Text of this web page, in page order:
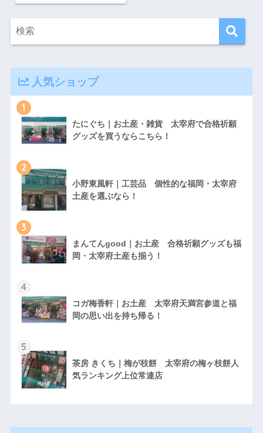
人気ショップ
1
たにぐち｜お土産・雑貨 太宰府で合格祈願
グッズを買うならこちら！
2
小野東風軒｜工芸品 個性的な福岡・太宰府
土産を選ぶなら！
3
まんてんgood｜お土産 合格祈願グッズも福
岡・太宰府土産も揃う！
4
コガ梅香軒｜お土産 太宰府天満宮参道と福
岡の思い出を持ち帰る！
5
茶房 きくち｜梅が枝餅 太宰府の梅ヶ枝餅人
気ランキング上位常連店